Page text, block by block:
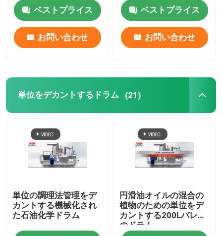
ベストプライス
お問い合わせ
ベストプライス
お問い合わせ
単位をデカントするドラム (21)
単位の調理法管理をデ
カントする機械化され
た石油化学ドラム
円滑油オイルの混合の
植物のための単位をデ
カントする200Lバレル
のドラム